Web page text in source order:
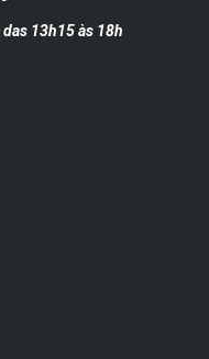
13h15 às 18h